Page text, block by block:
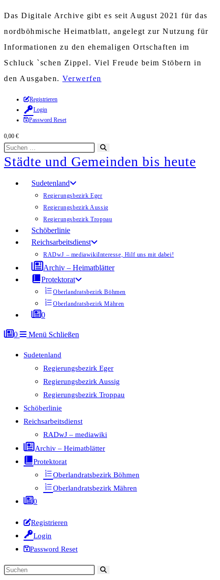
Das Digitale Archive gibt es seit August 2021 für das
nordböhmische Heimatblatt, angelegt zur Nutzung für
Informationen zu den ehemaligen Ortschaften im
Schluck `schen Zippel. Viel Freude beim Stöbern in
den Ausgaben. Verwerfen
Zum
Inhalt
springen
Registrieren
Login
Password Reset
0,00 €
Diese
Website
durchsuchen
starten
Städte und Gemeinden bis heute
Sudetenland
Regierungsbezirk Eger
Regierungsbezirk Aussig
Regierungsbezirk Troppau
Schöberlinie
Reichsarbeitsdienst
RADwJ – mediawikiInteresse, Hilf uns mit dabei!
Archiv – Heimatblätter
Protektorat
Oberlandratsbezirk Böhmen
Oberlandratsbezirk Mähren
0
0 Menü Schließen
Sudetenland
Regierungsbezirk Eger
Regierungsbezirk Aussig
Regierungsbezirk Troppau
Schöberlinie
Reichsarbeitsdienst
RADwJ – mediawiki
Archiv – Heimatblätter
Protektorat
Oberlandratsbezirk Böhmen
Oberlandratsbezirk Mähren
0
Registrieren
Login
Password Reset
Diese